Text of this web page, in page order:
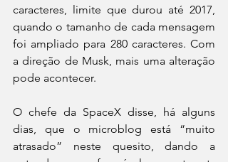
caracteres, limite que durou até 2017,
quando o tamanho de cada mensagem
foi ampliado para 280 caracteres. Com
a direção de Musk, mais uma alteração
pode acontecer.
O chefe da SpaceX disse, há alguns
dias, que o microblog está “muito
atrasado” neste quesito, dando a